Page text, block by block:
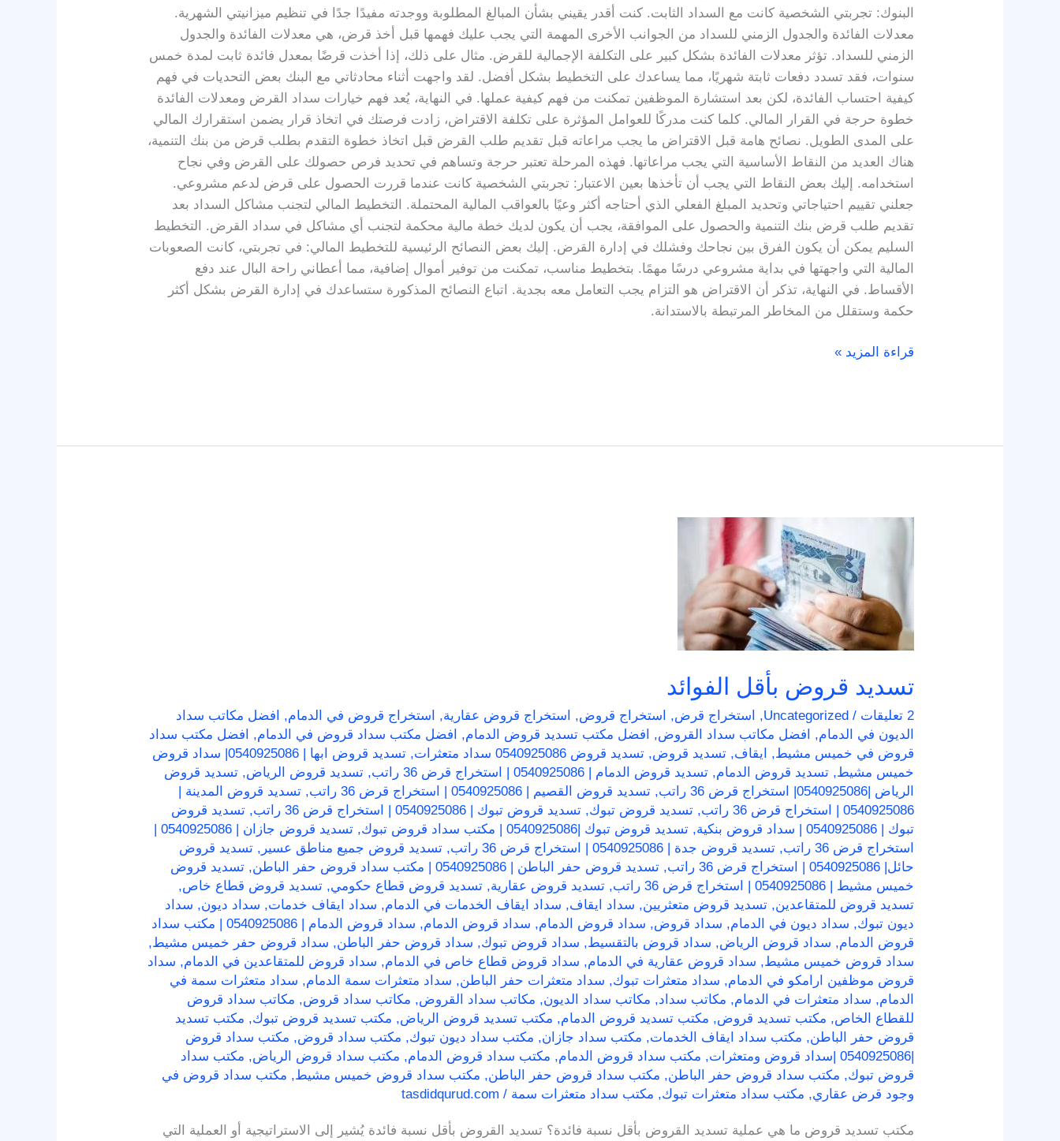
البنوك: تجربتي الشخصية كانت مع السداد الثابت. كنت أقدر يقيني بشأن المبالغ المطلوبة ووجدته مفيدًا جدًا في تنظيم ميزانيتي الشهرية.
معدلات الفائدة والجدول الزمني للسداد من الجوانب الأخرى المهمة التي يجب عليك فهمها قبل أخذ قرض، هي معدلات الفائدة والجدول
الزمني للسداد. تؤثر معدلات الفائدة بشكل كبير على التكلفة الإجمالية للقرض. مثال على ذلك، إذا أخذت قرضًا بمعدل فائدة ثابت لمدة خمس
سنوات، فقد تسدد دفعات ثابتة شهريًا، مما يساعدك على التخطيط بشكل أفضل. لقد واجهت أثناء محادثاتي مع البنك بعض التحديات في فهم
كيفية احتساب الفائدة، لكن بعد استشارة الموظفين تمكنت من فهم كيفية عملها. في النهاية، يُعد فهم خيارات سداد القرض ومعدلات الفائدة
خطوة حرجة في القرار المالي. كلما كنت مدركًا للعوامل المؤثرة على تكلفة الاقتراض، زادت فرصتك في اتخاذ قرار يضمن استقرارك المالي
على المدى الطويل. نصائح هامة قبل الاقتراض ما يجب مراعاته قبل تقديم طلب القرض قبل اتخاذ خطوة التقدم بطلب قرض من بنك التنمية،
هناك العديد من النقاط الأساسية التي يجب مراعاتها. فهذه المرحلة تعتبر حرجة وتساهم في تحديد فرص حصولك على القرض وفي نجاح
استخدامه. إليك بعض النقاط التي يجب أن تأخذها بعين الاعتبار: تجربتي الشخصية كانت عندما قررت الحصول على قرض لدعم مشروعي.
جعلني تقييم احتياجاتي وتحديد المبلغ الفعلي الذي أحتاجه أكثر وعيًا بالعواقب المالية المحتملة. التخطيط المالي لتجنب مشاكل السداد بعد
تقديم طلب قرض بنك التنمية والحصول على الموافقة، يجب أن يكون لديك خطة مالية محكمة لتجنب أي مشاكل في سداد القرض. التخطيط
السليم يمكن أن يكون الفرق بين نجاحك وفشلك في إدارة القرض. إليك بعض النصائح الرئيسية للتخطيط المالي: في تجربتي، كانت الصعوبات
المالية التي واجهتها في بداية مشروعي درسًا مهمًا. بتخطيط مناسب، تمكنت من توفير أموال إضافية، مما أعطاني راحة البال عند دفع
الأقساط. في النهاية، تذكر أن الاقتراض هو التزام يجب التعامل معه بجدية. اتباع النصائح المذكورة ستساعدك في إدارة القرض بشكل أكثر
حكمة وستقلل من المخاطر المرتبطة بالاستدانة.
قراءة المزيد »
تسديد قروض بأقل الفوائد
2 تعليقات /
Uncategorized
, استخراج قرض, استخراج قروض, استخراج قروض عقارية, استخراج قروض في الدمام,
افضل مكاتب سداد
الديون في الدمام, افضل مكاتب سداد القروض, افضل مكتب تسديد قروض الدمام, افضل مكتب سداد قروض في الدمام,
افضل مكتب سداد
قروض في خميس مشيط, ايقاف,تسديد قروض,تسديد قروض 0540925086 سداد متعثرات ,
تسديد قروض ابها | 0540925086| سداد قروض
خميس مشيط,تسديد قروض الدمام,تسديد قروض الدمام | 0540925086 | استخراج قرض 36 راتب ,تسديد قروض الرياض,تسديد قروض
الرياض |0540925086| استخراج قرض 36 راتب
,تسديد قروض القصيم | 0540925086 | استخراج قرض 36 راتب ,تسديد قروض المدينة |
0540925086 | استخراج قرض 36 راتب
,تسديد قروض تبوك,تسديد قروض تبوك | 0540925086 | استخراج قرض 36 راتب ,تسديد قروض
تبوك | 0540925086 | سداد قروض بنكية
,تسديد قروض تبوك |0540925086 | مكتب سداد قروض تبوك ,
تسديد قروض جازان | 0540925086 |
استخراج قرض 36 راتب
,تسديد قروض جدة | 0540925086 | استخراج قرض 36 راتب ,تسديد قروض جميع مناطق عسير ,تسديد قروض
حائل| 0540925086 | استخراج قرض 36 راتب
,تسديد قروض حفر الباطن | 0540925086 | مكتب سداد قروض حفر الباطن ,تسديد قروض
خميس مشيط | 0540925086 | استخراج قرض 36 راتب
,تسديد قروض عقارية,تسديد قروض قطاع حكومي,تسديد قروض قطاع خاص,
تسديد قروض للمتقاعدين,تسديد قروض متعثريين, سداد ايقاف, سداد ايقاف الخدمات في الدمام, سداد ايقاف خدمات, سداد ديون, سداد
ديون تبوك, سداد ديون في الدمام, سداد قروض, سداد قروض الدمام, سداد قروض الدمام,
سداد قروض الدمام | 0540925086 | مكتب سداد
قروض الدمام, سداد قروض الرياض, سداد قروض بالتقسيط, سداد قروض تبوك, سداد قروض حفر الباطن, سداد قروض حفر خميس مشيط,
سداد قروض خميس مشيط, سداد قروض عقارية في الدمام, سداد قروض قطاع خاص في الدمام, سداد قروض للمتقاعدين في الدمام, سداد
قروض موظفين ارامكو في الدمام, سداد متعثرات تبوك, سداد متعثرات حفر الباطن, سداد متعثرات سمة الدمام, سداد متعثرات سمة في
الدمام, سداد متعثرات في الدمام, مكاتب سداد, مكاتب سداد الديون, مكاتب سداد القروض, مكاتب سداد قروض, مكاتب سداد قروض
للقطاع الخاص, مكتب تسديد قروض, مكتب تسديد قروض الدمام, مكتب تسديد قروض الرياض, مكتب تسديد قروض تبوك, مكتب تسديد
قروض حفر الباطن, مكتب سداد ايقاف الخدمات, مكتب سداد جازان, مكتب سداد ديون تبوك, مكتب سداد قروض, مكتب سداد قروض
|0540925086 |سداد قروض ومتعثرات
, مكتب سداد قروض الدمام, مكتب سداد قروض الدمام, مكتب سداد قروض الرياض, مكتب سداد
قروض تبوك, مكتب سداد قروض حفر الباطن, مكتب سداد قروض حفر الباطن, مكتب سداد قروض خميس مشيط, مكتب سداد قروض في
وجود قرض عقاري, مكتب سداد متعثرات تبوك, مكتب سداد متعثرات سمة /
tasdidqurud.com
مكتب تسديد قروض ما هي عملية تسديد القروض بأقل نسبة فائدة؟ تسديد القروض بأقل نسبة فائدة يُشير إلى الاستراتيجية أو العملية التي
تسديد
قروض
بأقل